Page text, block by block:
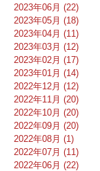
2023年06月 (22)
2023年05月 (18)
2023年04月 (11)
2023年03月 (12)
2023年02月 (17)
2023年01月 (14)
2022年12月 (12)
2022年11月 (20)
2022年10月 (20)
2022年09月 (20)
2022年08月 (1)
2022年07月 (11)
2022年06月 (22)